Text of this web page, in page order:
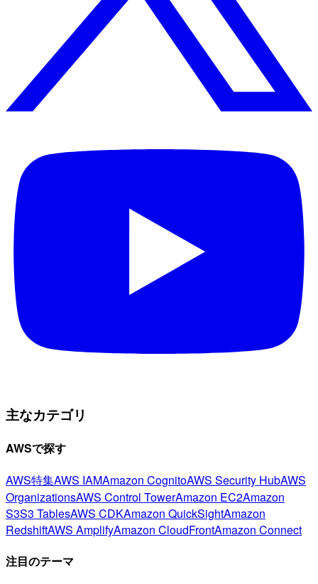
主なカテゴリ
AWSで探す
AWS特集AWS IAMAmazon CognitoAWS Security HubAWS
OrganizationsAWS Control TowerAmazon EC2Amazon
S3S3 TablesAWS CDKAmazon QuickSightAmazon
RedshiftAWS AmplifyAmazon CloudFrontAmazon Connect
注目のテーマ